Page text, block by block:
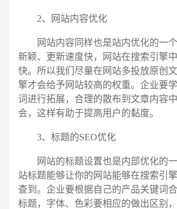
2、网站内容优化
网站内容同样也是站内优化的一个
新颖、更新速度快，网站在搜索引擎
快。所以我们尽量在网站多投放原创
擎才会给予网站较高的权重。企业要
词进行拓展，合理的散布到文章内容
会，这样有助于提高用户的黏度。
3、标题的SEO优化
网站的标题设置也是内部优化的一
站标题能够让你的网站能够在搜索引
查到。企业要根据自己的产品关键词
标题，字体、色彩要相应的做出区别
电话